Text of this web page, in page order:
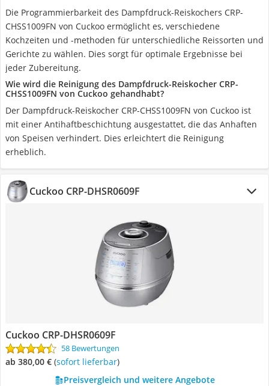
Die Programmierbarkeit des Dampfdruck-Reiskochers CRP-
CHSS1009FN von Cuckoo ermöglicht es, verschiedene
Kochzeiten und -methoden für unterschiedliche Reissorten und
Gerichte zu wählen. Dies sorgt für optimale Ergebnisse bei
jeder Zubereitung.
Wie wird die Reinigung des Dampfdruck-Reiskocher CRP-
CHSS1009FN von Cuckoo gehandhabt?
Der Dampfdruck-Reiskocher CRP-CHSS1009FN von Cuckoo ist
mit einer Antihaftbeschichtung ausgestattet, die das Anhaften
von Speisen verhindert. Dies erleichtert die Reinigung
erheblich.
Cuckoo CRP-DHSR0609F
Cuckoo CRP-DHSR0609F
58 Bewertungen
ab 380,00 € ( Sofort lieferbar)
Preisvergleich und weitere Angebote